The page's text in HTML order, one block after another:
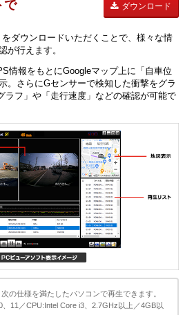
で ダウンロード
ダウンロードいただくことで、様々な情
が行えます。
情報をもとにGoogleマップ上に「自車位
。さらにGセンサーで検知した衝撃をグラ
ラフ」や「走行速度」などの確認が可能で
の仕様を満たしたパソコンで再生できます。
11／CPU:Intel Core i3、2.7GHz以上／4GB以